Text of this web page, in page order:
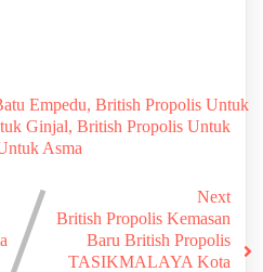
Empedu, British Propolis Untuk
Ginjal, British Propolis Untuk
Asma
Next
British Propolis Kemasan
Baru British Propolis
TASIKMALAYA Kota